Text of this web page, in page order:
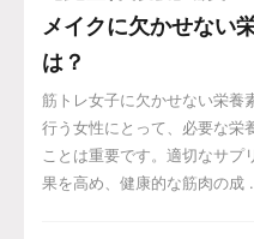
メイクに欠かせない
は？
筋トレ女子に欠かせない栄養
行う女性にとって、必要な栄
ことは重要です。適切なサプ
果を高め、健康的な筋肉の成